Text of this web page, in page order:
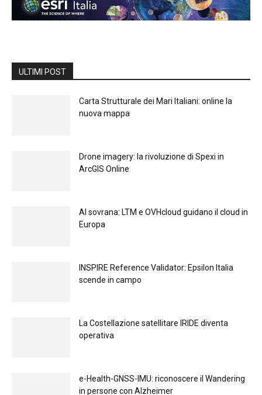
ULTIMI POST
Carta Strutturale dei Mari Italiani: online la
nuova mappa
Drone imagery: la rivoluzione di Spexi in
ArcGIS Online
Al sovrana: LTM е OVHcloud guidano il cloud in
Europа
INSPIRE Reference Validator: Epsilon Italia
scende in campo
La Costellazione satellitare IRIDE diventa
operativa
e-Health-GNSS-IMU: riconoscere il Wandering
in persone con Alzheimer